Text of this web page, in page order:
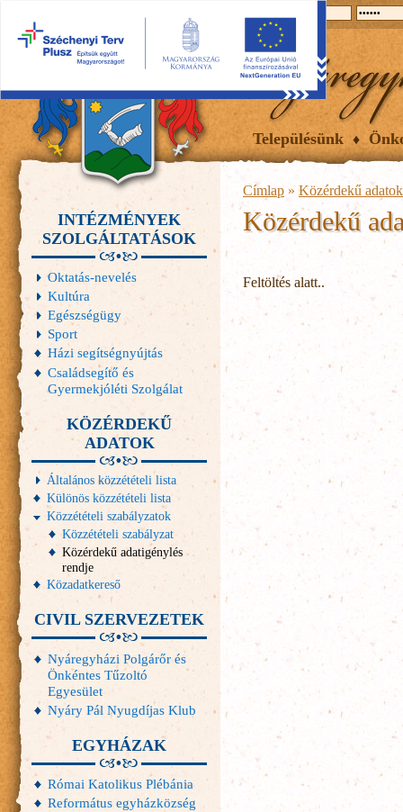
Településünk
Címlap » Közérdekű adatok
Közérdekű
Feltöltés alatt..
INTÉZMÉNYEK
SZOLGÁLTATÁSOK
Oktatás-nevelés
Kultúra
Egészségügy
Sport
Házi segítségnyújtás
Családsegítő és
Gyermekjóléti Szolgálat
KÖZÉRDEKŰ
ADATOK
Általános közzétételi lista
Különös közzétételi lista
Közzétételi szabályzatok
Közzétételi szabályzat
Közérdekű adatigénylés
rendje
Közadatkereső
CIVIL SZERVEZETEK
Nyáregyházi Polgárőr és
Önkéntes Tűzoltó
Egyesület
Nyáry Pál Nyugdíjas Klub
EGYHÁZAK
Római Katolikus Plébánia
Református egyházközség